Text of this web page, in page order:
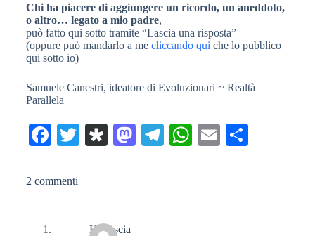
Chi ha piacere di aggiungere un ricordo, un aneddoto,
o altro… legato a mio padre,
può fatto qui sotto tramite “Lascia una risposta”
(oppure può mandarlo a me cliccando qui che lo pubblico
qui sotto io)
Samuele Canestri, ideatore di Evoluzionari ~ Realtà
Parallela
Fa
bo
T
Di M
Te W
E
2 commenti
Katiuscia